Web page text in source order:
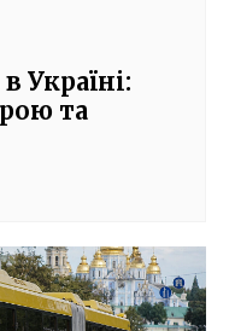
Україні:
та